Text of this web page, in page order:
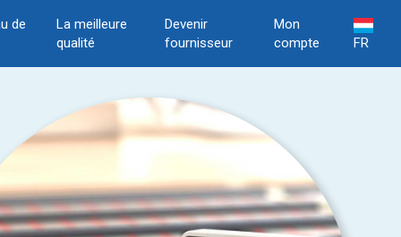
de
La meilleure
qualité
Devenir
fournisseur
Mon
compte
FR